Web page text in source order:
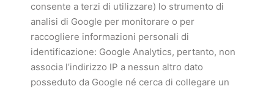
consente a terzi di utilizzare) lo strumento di
analisi di Google per monitorare o per
raccogliere informazioni personali di
identificazione: Google Analytics, pertanto, non
associa l’indirizzo IP a nessun altro dato
posseduto da Google né cerca di collegare un